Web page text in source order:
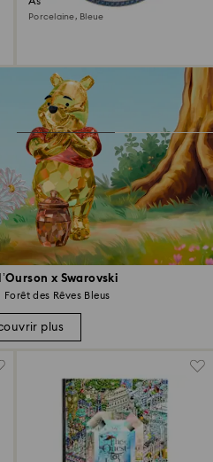
x Swarovski
des Rêves Bleus
plus
Porcelaine, Bleue